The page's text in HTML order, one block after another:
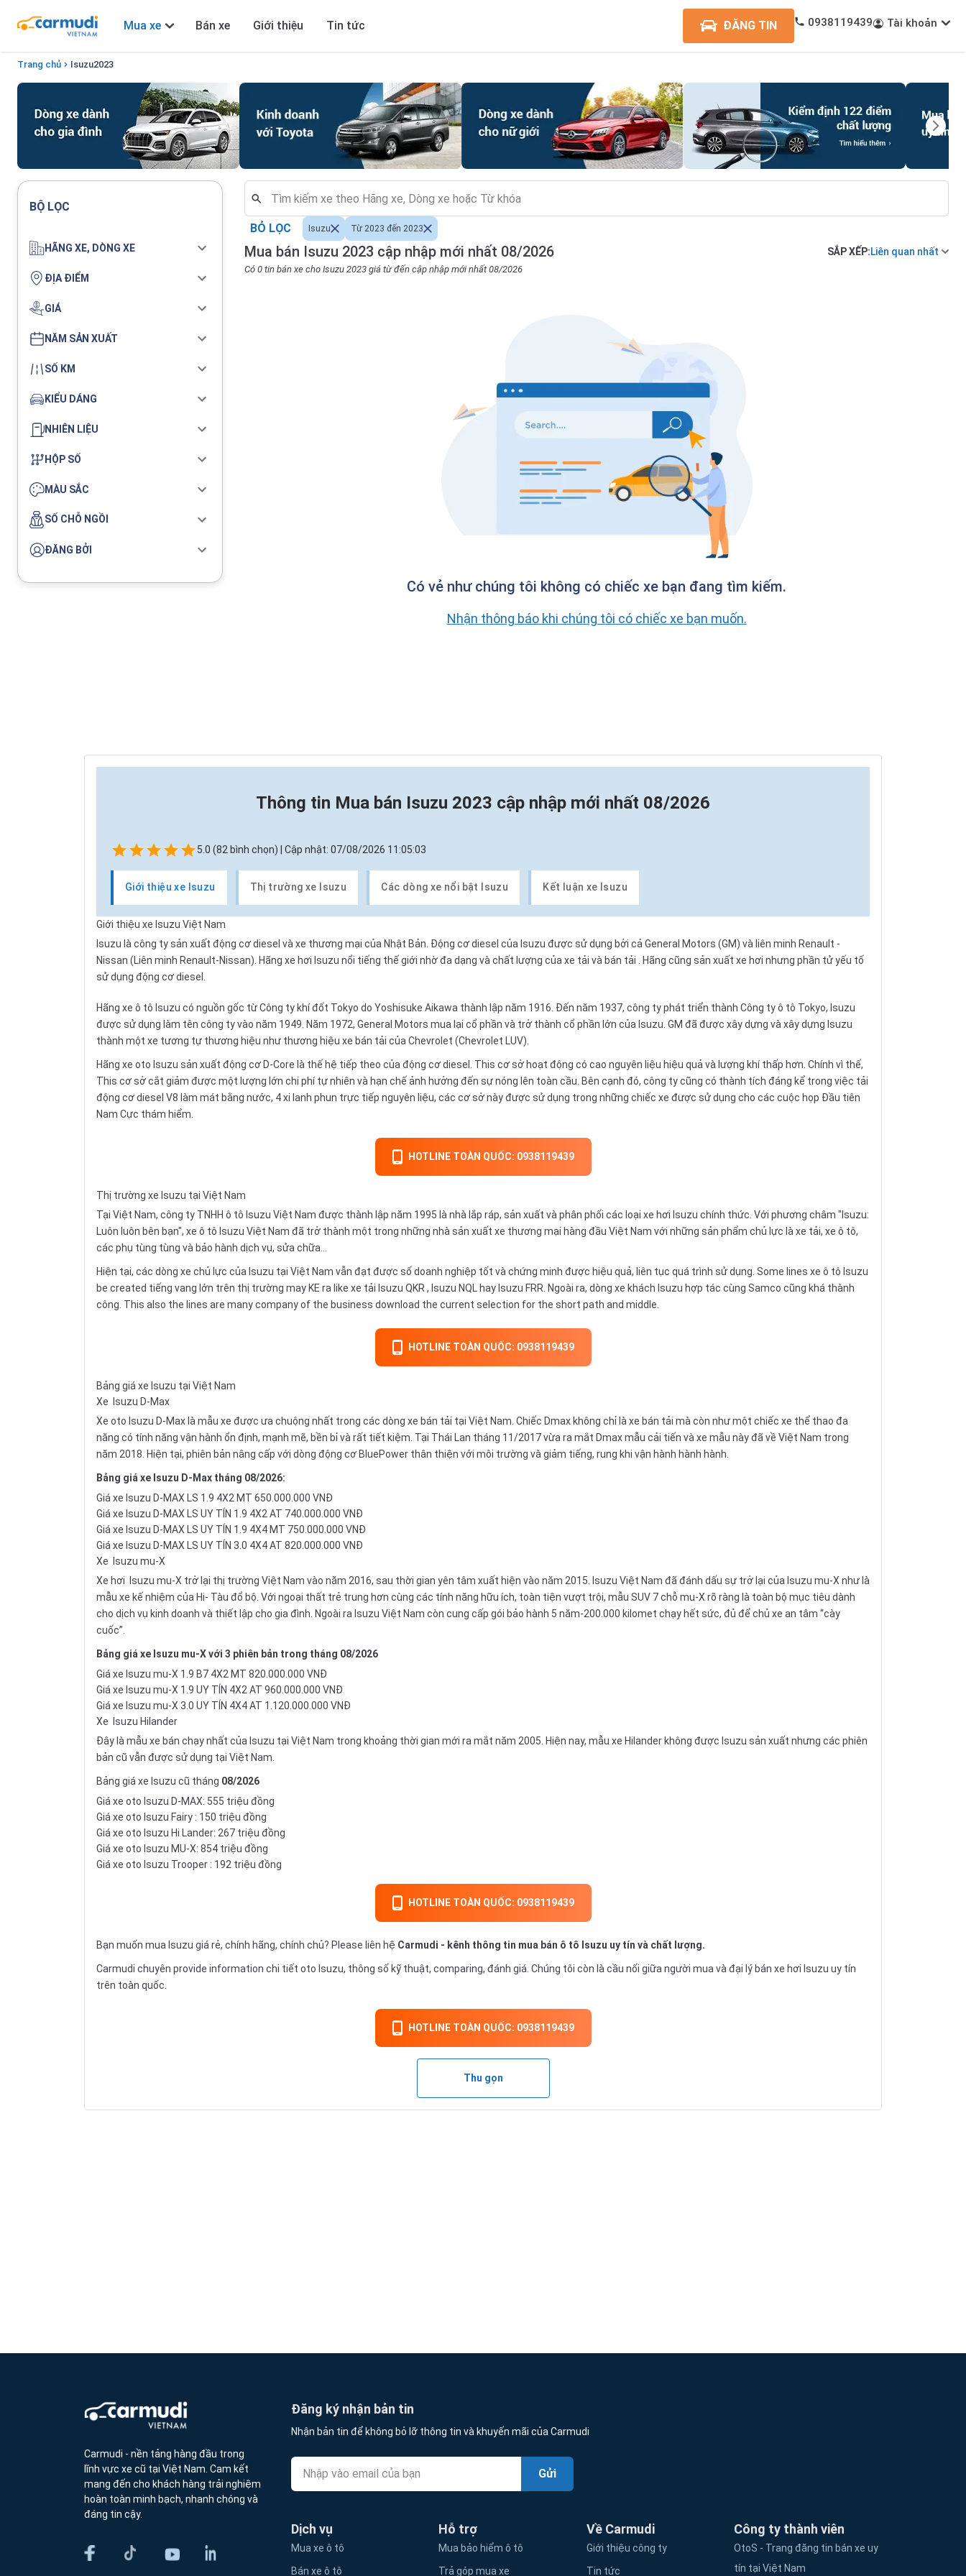
Mua xe Bán xe Giới thiệu Tin tức ĐĂNG TIN 0938119439 Tài khoản
Trang chủ Isuzu2023
BỘ LỌC
HÃNG XE, DÒNG XE
ĐỊA ĐIỂM
GIÁ
NĂM SẢN XUẤT
SỐ KM
KIỂU DÁNG
NHIÊN LIỆU
HỘP SỐ
MÀU SẮC
SỐ CHỖ NGỒI
ĐĂNG BỞI
Mua bán Isuzu 2023 cập nhập mới nhất 08/2026 SẮP XẾP:Liên quan nhất
Có 0 tin bán xe cho Isuzu 2023 giá từ đến cập nhập mới nhất 08/2026
BỎ LỌC Isuzu Từ 2023 đến 2023
Có vẻ như chúng tôi không có chiếc xe bạn đang tìm kiếm.
Nhận thông báo khi chúng tôi có chiếc xe bạn muốn.
Thông tin Mua bán Isuzu 2023 cập nhập mới nhất 08/2026
5.0 (82 bình chọn) | Cập nhật: 07/08/2026 11:05:03
Giới thiệu xe Isuzu Thị trường xe Isuzu Các dòng xe nổi bật Isuzu Kết luận xe Isuzu
Giới thiệu xe Isuzu Việt Nam
Isuzu là công ty sản xuất động cơ diesel và xe thương mại của Nhật Bản. Động cơ diesel của Isuzu được sử dụng bởi cả General Motors (GM) và liên minh Renault -
Nissan (Liên minh Renault-Nissan). Hãng xe hơi Isuzu nổi tiếng thế giới nhờ đa dạng và chất lượng của xe tải và bán tải . Hãng cũng sản xuất xe hơi nhưng phần tử yếu tố
sử dụng động cơ diesel.
Hãng xe ô tô Isuzu có nguồn gốc từ Công ty khí đốt Tokyo do Yoshisuke Aikawa thành lập năm 1916. Đến năm 1937, công ty phát triển thành Công ty ô tô Tokyo, Isuzu
được sử dụng làm tên công ty vào năm 1949. Năm 1972, General Motors mua lại cổ phần và trở thành cổ phần lớn của Isuzu. GM đã được xây dựng và xây dựng Isuzu
thành một xe tương tự thương hiệu như thương hiệu xe bán tải của Chevrolet (Chevrolet LUV).
Hãng xe oto Isuzu sản xuất động cơ D-Core là thế hệ tiếp theo của động cơ diesel. This cơ sở hoạt động có cao nguyên liệu hiệu quả và lượng khí thấp hơn. Chính vì thế,
This cơ sở cắt giảm được một lượng lớn chi phí tự nhiên và hạn chế ảnh hưởng đến sự nóng lên toàn cầu. Bên cạnh đó, công ty cũng có thành tích đáng kể trong việc tải
động cơ diesel V8 làm mát bằng nước, 4 xi lanh phun trực tiếp nguyên liệu, các cơ sở này được sử dụng trong những chiếc xe được sử dụng cho các cuộc họp Đầu tiên
Nam Cực thám hiểm.
HOTLINE TOÀN QUỐC: 0938119439
Thị trường xe Isuzu tại Việt Nam
Tại Việt Nam, công ty TNHH ô tô Isuzu Việt Nam được thành lập năm 1995 là nhà lắp ráp, sản xuất và phân phối các loại xe hơi Isuzu chính thức. Với phương châm "Isuzu:
Luôn luôn bên bạn", xe ô tô Isuzu Việt Nam đã trở thành một trong những nhà sản xuất xe thương mại hàng đầu Việt Nam với những sản phẩm chủ lực là xe tải, xe ô tô,
các phụ tùng tùng và bảo hành dịch vụ, sửa chữa…
Hiện tại, các dòng xe chủ lực của Isuzu tại Việt Nam vẫn đạt được số doanh nghiệp tốt và chứng minh được hiệu quả, liên tục quá trình sử dụng. Some lines xe ô tô Isuzu
be created tiếng vang lớn trên thị trường may KE ra like xe tải Isuzu QKR , Isuzu NQL hay Isuzu FRR. Ngoài ra, dòng xe khách Isuzu hợp tác cùng Samco cũng khá thành
công. This also the lines are many company of the business download the current selection for the short path and middle.
HOTLINE TOÀN QUỐC: 0938119439
Bảng giá xe Isuzu tại Việt Nam
Xe Isuzu D-Max
Xe oto Isuzu D-Max là mẫu xe được ưa chuộng nhất trong các dòng xe bán tải tại Việt Nam. Chiếc Dmax không chỉ là xe bán tải mà còn như một chiếc xe thể thao đa
năng có tính năng vận hành ổn định, mạnh mẽ, bền bỉ và rất tiết kiệm. Tại Thái Lan tháng 11/2017 vừa ra mắt Dmax mẫu cải tiến và xe mẫu này đã về Việt Nam trong
năm 2018. Hiện tại, phiên bản nâng cấp với dòng động cơ BluePower thân thiện với môi trường và giảm tiếng, rung khi vận hành hành hành.
Bảng giá xe Isuzu D-Max tháng 08/2026:
Giá xe Isuzu D-MAX LS 1.9 4X2 MT 650.000.000 VNĐ
Giá xe Isuzu D-MAX LS UY TÍN 1.9 4X2 AT 740.000.000 VNĐ
Giá xe Isuzu D-MAX LS UY TÍN 1.9 4X4 MT 750.000.000 VNĐ
Giá xe Isuzu D-MAX LS UY TÍN 3.0 4X4 AT 820.000.000 VNĐ
Xe Isuzu mu-X
Xe hơi Isuzu mu-X trở lại thị trường Việt Nam vào năm 2016, sau thời gian yên tâm xuất hiện vào năm 2015. Isuzu Việt Nam đã đánh dấu sự trở lại của Isuzu mu-X như là
mẫu xe kế nhiệm của Hi- Tàu đổ bộ. Với ngoại thất trẻ trung hơn cùng các tính năng hữu ích, toàn tiện vượt trội, mẫu SUV 7 chỗ mu-X rõ ràng là toàn bộ mục tiêu dành
cho dịch vụ kinh doanh và thiết lập cho gia đình. Ngoài ra Isuzu Việt Nam còn cung cấp gói bảo hành 5 năm-200.000 kilomet chạy hết sức, đủ để chủ xe an tâm “cày
cuốc”.
Bảng giá xe Isuzu mu-X với 3 phiên bản trong tháng 08/2026
Giá xe Isuzu mu-X 1.9 B7 4X2 MT 820.000.000 VNĐ
Giá xe Isuzu mu-X 1.9 UY TÍN 4X2 AT 960.000.000 VNĐ
Giá xe Isuzu mu-X 3.0 UY TÍN 4X4 AT 1.120.000.000 VNĐ
Xe Isuzu Hilander
Đây là mẫu xe bán chạy nhất của Isuzu tại Việt Nam trong khoảng thời gian mới ra mắt năm 2005. Hiện nay, mẫu xe Hilander không được Isuzu sản xuất nhưng các phiên
bản cũ vẫn được sử dụng tại Việt Nam.
Bảng giá xe Isuzu cũ tháng 08/2026
Giá xe oto Isuzu D-MAX: 555 triệu đồng
Giá xe oto Isuzu Fairy : 150 triệu đồng
Giá xe oto Isuzu Hi Lander: 267 triệu đồng
Giá xe oto Isuzu MU-X: 854 triệu đồng
Giá xe oto Isuzu Trooper : 192 triệu đồng
HOTLINE TOÀN QUỐC: 0938119439
Bạn muốn mua Isuzu giá rẻ, chính hãng, chính chủ? Please liên hệ Carmudi - kênh thông tin mua bán ô tô Isuzu uy tín và chất lượng.
Carmudi chuyên provide information chi tiết oto Isuzu, thông số kỹ thuật, comparing, đánh giá. Chúng tôi còn là cầu nối giữa người mua và đại lý bán xe hơi Isuzu uy tín
trên toàn quốc.
HOTLINE TOÀN QUỐC: 0938119439
Thu gọn
Carmudi - nền tảng hàng đầu trong
lĩnh vực xe cũ tại Việt Nam. Cam kết
mang đến cho khách hàng trải nghiệm
hoàn toàn minh bạch, nhanh chóng và
đáng tin cậy.
Đăng ký nhận bản tin
Nhận bản tin để không bỏ lỡ thông tin và khuyến mãi của Carmudi
Gửi
Dịch vụ
Mua xe ô tô
Bán xe ô tô
Hỗ trợ
Mua bảo hiểm ô tô
Trả góp mua xe
Về Carmudi
Giới thiệu công ty
Tin tức
Công ty thành viên
OtoS - Trang đăng tin bán xe uy
tín tại Việt Nam